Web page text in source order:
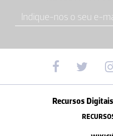
Recursos Digitais